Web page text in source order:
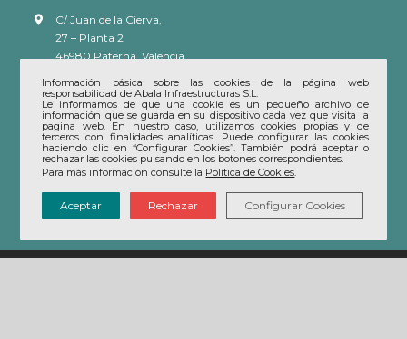
C/ Juan de la Cierva,
27 – Planta 2
46980 Paterna, Valencia
Alicante
Rbla. Méndez Nuñez, 28-32
Edificio Espacio – 1ª Planta
03002 – Alicante
Información básica sobre las cookies de la página web
responsabilidad de Abala Infraestructuras S.L.
Le informamos de que una cookie es un pequeño archivo de
información que se guarda en su dispositivo cada vez que visita la
pagina web. En nuestro caso, utilizamos cookies propias y de
terceros con finalidades analíticas. Puede configurar las cookies
haciendo clic en “Configurar Cookies”. También podrá aceptar o
rechazar las cookies pulsando en los botones correspondientes.
Para más información consulte la Política de Cookies.
Aceptar Rechazar Configurar Cookies